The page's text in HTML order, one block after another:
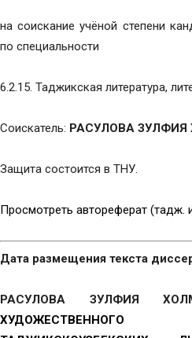
на соискание учёной степени
по специальности
6.2.15. Таджикская литература,
Соискатель: РАСУЛОВА
Защита состоится в ТНУ.
Просмотреть автореферат (тадж.
Дата размещения текста
РАСУЛОВА ЗУЛФИЯ